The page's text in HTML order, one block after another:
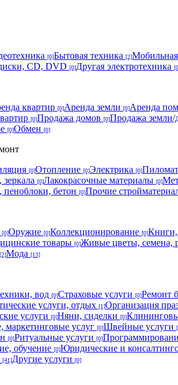
[0]Бытовая техника [2]
CD, DVD [0]Другая электротехника
квартир [0]Аренда земли [0]Аренда
[0]Продажа домов [0]Продажа земли/
[0]Обмен [0]
[0]Отопление [0]Электрика [0]
[0]Лакокрасочные материалы [0]
бетон [0]Прочие
[0]Оружие [0]Коллекционирование [0]
товары [0]Живые цветы, семена,
[2]Мода [13]
вод [0]Страховые услуги [0]Ремонт
услуги, отдых [1]Организация
услуги [0]Няни, сиделки [0]
маркетинговые услуг [0]Швейные услуги
[0]Ритуальные услуги [0]
обучение [0]Юридические и
[41]Другие услуги [0]